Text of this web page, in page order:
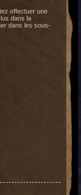
effectuer une
dans la
dans les sous-